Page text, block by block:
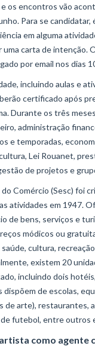
os encontros vão
Para se candidatar,
em alguma
uma carta de intenção.
por email nos dias
incluindo aulas e
certificado após
Durante os três
administração
e temporadas,
Lei Rouanet,
de projetos e
Comércio (Sesc) foi
atividades em 1947.
de bens, serviços e
módicos ou
saúde, cultura,
existem 20
incluindo dois
dispõem de escolas,
de arte), restaurantes,
futebol, entre outros
como agente